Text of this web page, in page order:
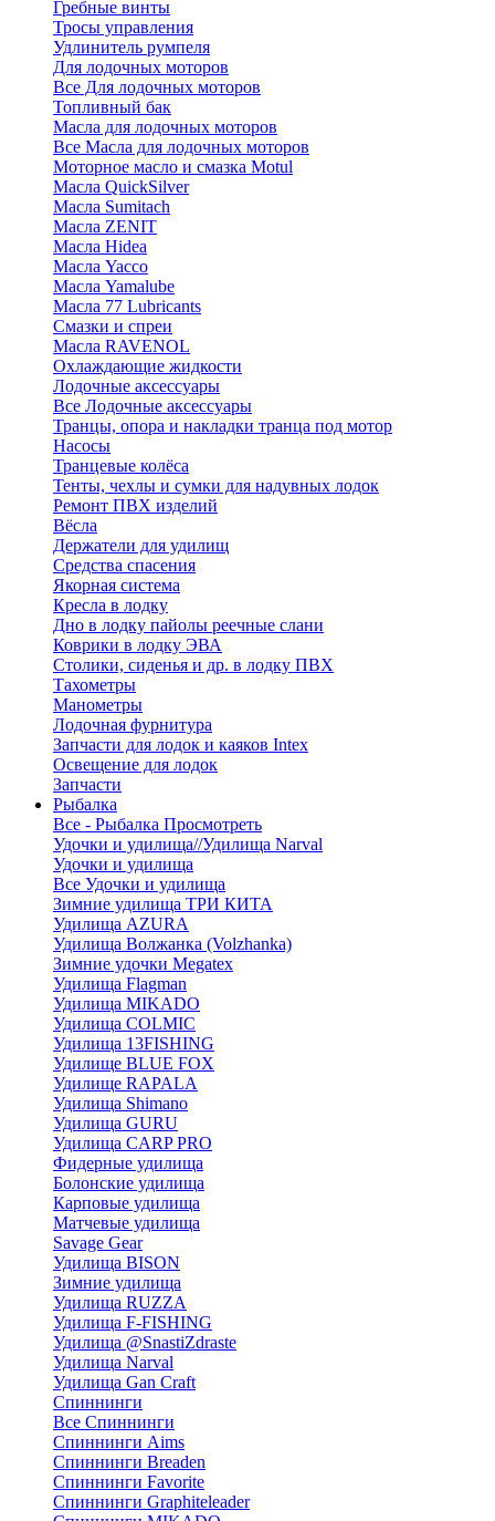
Гребные винты
Тросы управления
Удлинитель румпеля
Для лодочных моторов
Все Для лодочных моторов
Топливный бак
Масла для лодочных моторов
Все Масла для лодочных моторов
Моторное масло и смазка Motul
Масла QuickSilver
Масла Sumitach
Масла ZENIT
Масла Hidea
Масла Yacco
Масла Yamalube
Масла 77 Lubricants
Смазки и спреи
Масла RAVENOL
Охлаждающие жидкости
Лодочные аксессуары
Все Лодочные аксессуары
Транцы, опора и накладки транца под мотор
Насосы
Транцевые колёса
Тенты, чехлы и сумки для надувных лодок
Ремонт ПВХ изделий
Вёсла
Держатели для удилищ
Средства спасения
Якорная система
Кресла в лодку
Дно в лодку пайолы реечные слани
Коврики в лодку ЭВА
Столики, сиденья и др. в лодку ПВХ
Тахометры
Манометры
Лодочная фурнитура
Запчасти для лодок и каяков Intex
Освещение для лодок
Запчасти
Рыбалка
Все - Рыбалка Просмотреть
Удочки и удилища//Удилища Narval
Удочки и удилища
Все Удочки и удилища
Зимние удилища ТРИ КИТА
Удилища AZURA
Удилища Волжанка (Volzhanka)
Зимние удочки Megatex
Удилища Flagman
Удилища MIKADO
Удилища COLMIC
Удилища 13FISHING
Удилище BLUE FOX
Удилище RAPALA
Удилища Shimano
Удилища GURU
Удилища CARP PRO
Фидерные удилища
Болонские удилища
Карповые удилища
Матчевые удилища
Savage Gear
Удилища BISON
Зимние удилища
Удилища RUZZA
Удилища F-FISHING
Удилища @SnastiZdraste
Удилища Narval
Удилища Gan Craft
Спиннинги
Все Спиннинги
Спиннинги Aims
Спиннинги Breaden
Спиннинги Favorite
Спиннинги Graphiteleader